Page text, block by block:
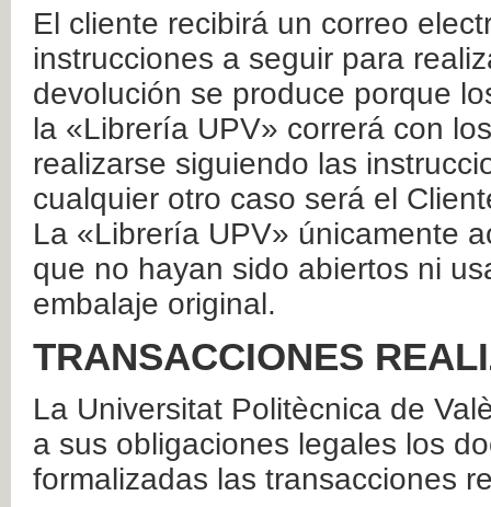
El cliente recibirá un correo
instrucciones a seguir para
devolución se produce porque
la «Librería UPV» correrá con
realizarse siguiendo las
cualquier otro caso será el
La «Librería UPV» únicamente
que no hayan sido abiertos ni
embalaje original.
TRANSACCIONES
La Universitat Politècnica de
a sus obligaciones legales los
formalizadas las transacciones